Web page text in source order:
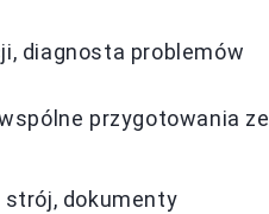
diagnosta problemów
przygotowania ze
strój, dokumenty